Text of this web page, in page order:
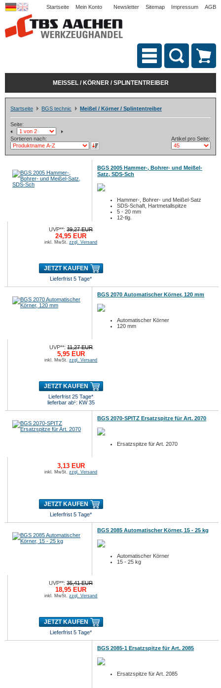
Startseite Mein Konto Newsletter Sitemap Impressum AGB
MEISSEL / KÖRNER / SPLINTENTREIBER
Startseite BGS technic Meißel / Körner / Splintentreiber
Seite:
Sortieren nach: Artikel pro Seite:
BGS 2005 Hammer-, Bohrer- und Meißel-
Satz, SDS-Sch
Hammer-, Bohrer- und Meißel-Satz
SDS-Schaft, Hartmetallspitze
5 - 20 mm
12-tlg.
UVP**:39,27 EUR
24,95 EUR
inkl. MwSt.zzgl. Versand
JETZT KAUFEN
Lieferfrist 5 Tage*
BGS 2070 Automatischer Körner, 120 mm
Automatischer Körner
120 mm
UVP**:11,27 EUR
5,95 EUR
inkl. MwSt.zzgl. Versand
JETZT KAUFEN
Lieferfrist 25 Tage*
lieferbar ab¹: KW 35
BGS 2070-SPITZ Ersatzspitze für Art. 2070
Ersatzspitze für Art. 2070
3,13 EUR
inkl. MwSt.zzgl. Versand
JETZT KAUFEN
Lieferfrist 5 Tage*
BGS 2085 Automatischer Körner, 15 - 25 kg
Automatischer Körner
15 - 25 kg
UVP**:35,41 EUR
18,95 EUR
inkl. MwSt.zzgl. Versand
JETZT KAUFEN
Lieferfrist 5 Tage*
BGS 2085-1 Ersatzspitze für Art. 2085
Ersatzspitze für Art. 2085